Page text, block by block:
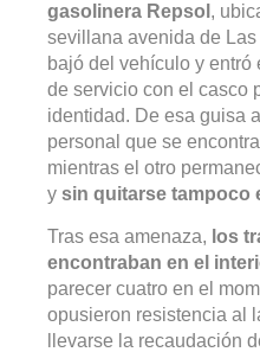
gasolinera Repsol ,
sevillana avenida de
bajó del vehículo y entró
de servicio con el casco
identidad. De esa guisa
personal que se
mientras el otro
y sin quitarse tampoco
Tras esa amenaza, los
encontraban en el
parecer cuatro en el
opusieron resistencia al
llevarse la recaudación